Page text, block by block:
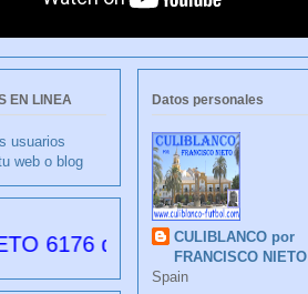
EN LINEA
usuarios
web o blog
días desde su creación
Datos personales
CULIBLANCO por
FRANCISCO NIETO
Spain